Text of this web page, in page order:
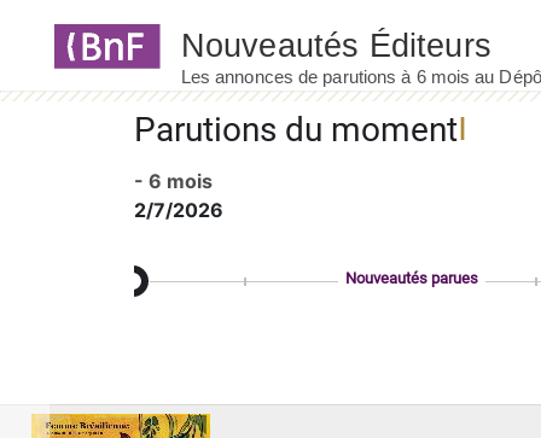
Parutions du moment
- 6 mois
2/7/2026
Nouveautés parues